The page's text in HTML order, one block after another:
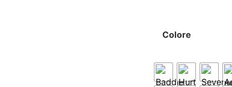
Colore